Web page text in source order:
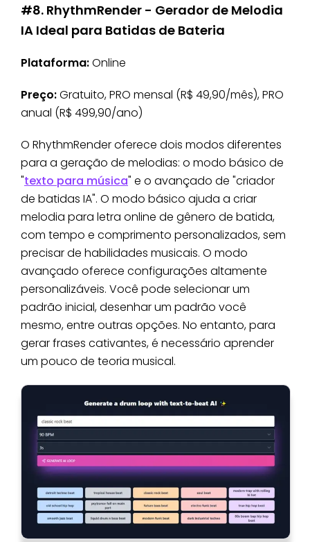
#8. RhythmRender - Gerador de Melodia
IA Ideal para Batidas de Bateria
Plataforma:Online
Preço:Gratuito, PRO mensal (R$ 49,90/mês), PRO
anual (R$ 499,90/ano)
O RhythmRender oferece dois modos diferentes
para a geração de melodias: o modo básico de
"texto para música" e o avançado de "criador
de batidas IA". O modo básico ajuda a criar
melodia para letra online de gênero de batida,
com tempo e comprimento personalizados, sem
precisar de habilidades musicais. O modo
avançado oferece configurações altamente
personalizáveis. Você pode selecionar um
padrão inicial, desenhar um padrão você
mesmo, entre outras opções. No entanto, para
gerar frases cativantes, é necessário aprender
um pouco de teoria musical.